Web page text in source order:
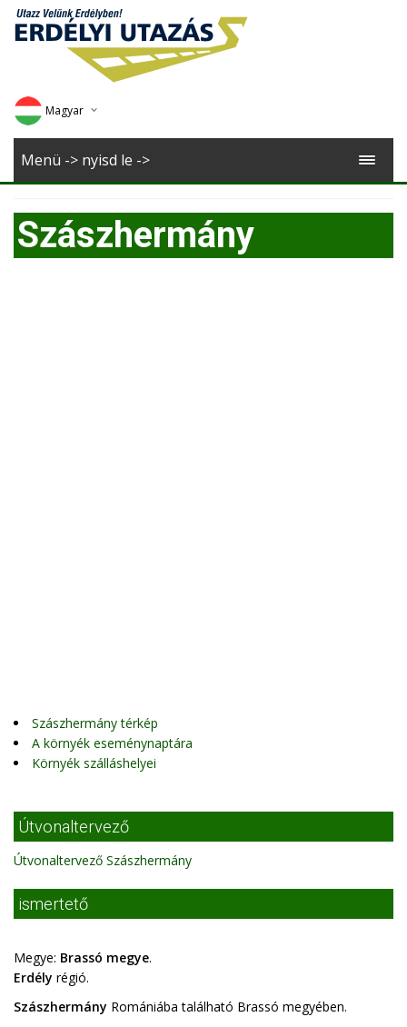
Magyar
Deutsch
Romana
Menü -> nyisd le ->
Szászhermány
Szászhermány térkép
A környék eseménynaptára
Környék szálláshelyei
Útvonaltervező
Útvonaltervező Szászhermány
ismertető
Megye: Brassó megye.
Erdély régió.
Szászhermány Romániába található Brassó megyében.